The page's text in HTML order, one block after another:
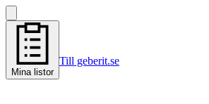
Mina listor
Till geberit.se